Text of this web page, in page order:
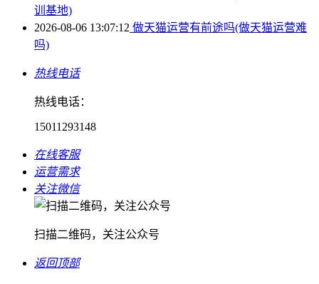
训基地)
2026-08-06 13:07:12 做天猫运营有前途吗(做天猫运营难
吗)
热线电话
热线电话：
15011293148
在线客服
运营需求
关注微信
扫描二维码，关注公众号
返回顶部